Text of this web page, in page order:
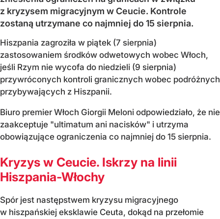
z kryzysem migracyjnym w Ceucie. Kontrole
zostaną utrzymane co najmniej do 15 sierpnia.
Hiszpania zagroziła w piątek (7 sierpnia)
zastosowaniem środków odwetowych wobec Włoch,
jeśli Rzym nie wycofa do niedzieli (9 sierpnia)
przywróconych kontroli granicznych wobec podróżnych
przybywających z Hiszpanii.
Biuro premier Włoch Giorgii Meloni odpowiedziało, że nie
zaakceptuje "ultimatum ani nacisków" i utrzyma
obowiązujące ograniczenia co najmniej do 15 sierpnia.
Kryzys w Ceucie. Iskrzy na linii
Hiszpania-Włochy
Spór jest następstwem kryzysu migracyjnego
w hiszpańskiej eksklawie Ceuta, dokąd na przełomie